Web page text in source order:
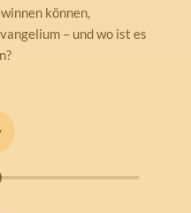
können,
– und wo ist es